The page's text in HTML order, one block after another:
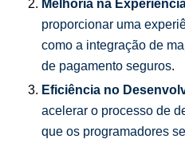
Melhoria na
proporcionar uma
como a integração de
de pagamento seguros.
Eficiência no
acelerar o processo de
que os programadores